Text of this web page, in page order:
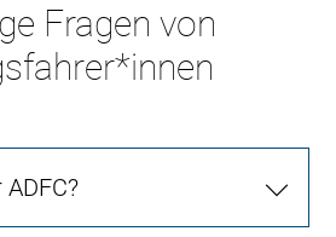
Fragen von